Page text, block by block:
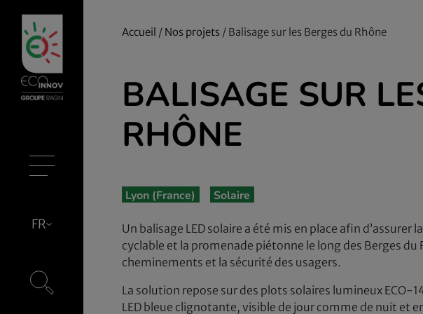
FR
Accueil / Nos projets/ Balisage sur les Berges du Rhône
BALISAGE SUR
RHÔNE
Lyon (France) Solaire
Un balisage LED solaire a été mis en place afin
cyclable et la promenade piétonne le long des Berges
cheminements et la sécurité des usagers.
La solution repose sur des plots solaires lumineux
LED bleue clignotante, visible de jour comme de nuit et